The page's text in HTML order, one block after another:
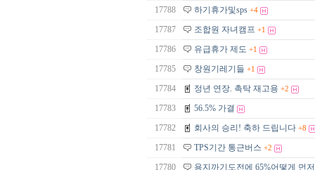
17788
하기휴가및sps +4
17787 조합원 자녀캠프 +1
17786 유급휴가 제도 +1
17785 창원기레기들 +1
17784 정년 연장. 촉탁 재고용 +2
17783
56.5% 가결
17782
회사의 승리! 축하 드립니다 +8
17781 TPS기간 통근버스 +2
17780 용지까기도전에 65%어떻게 먼저